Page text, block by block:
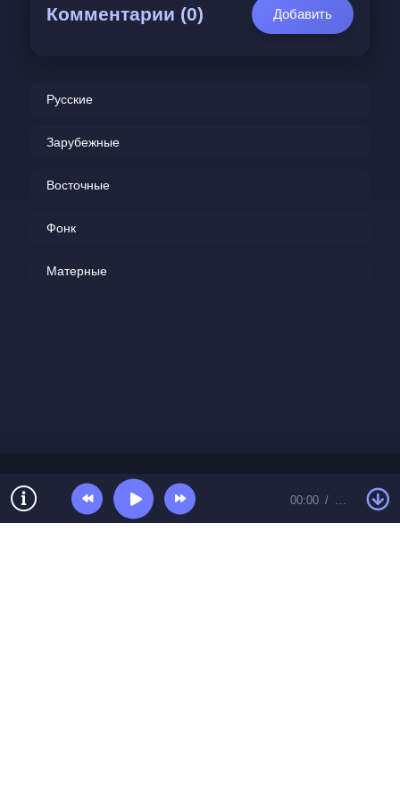
Комментарии (0) Добавить
Русские
Зарубежные
Восточные
Фонк
Матерные
00:00